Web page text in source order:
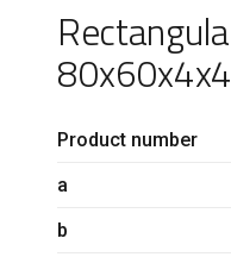
Product number
a
b